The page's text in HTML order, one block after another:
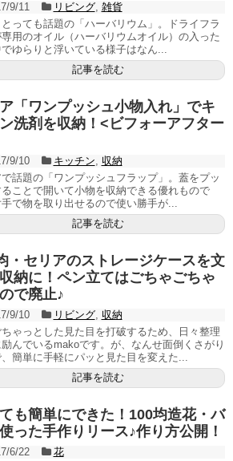
9/11 リビング, 雑貨
っても話題の「ハーバリウム」。ドライフラ
用のオイル（ハーバリウムオイル）の入った
ゆらりと浮いている様子はなん...
記事を読む
「ワンプッシュ小物入れ」でキ
洗剤を収納！<ビフォーアフター
9/10 キッチン
収納
話題の「ワンプッシュフラップ」。蓋をプッ
ことで開いて小物を収納できる優れもので
で物を取り出せるので使い勝手が...
記事を読む
・セリアのストレージケースを文
納に！ペン立てはごちゃごちゃ
で廃止♪
9/10 リビング, 収納
ゃっとした見た目を打破するため、日々整理
んでいるmakoです。が、なんせ面倒くさがり
簡単に手軽にパッと見た目を変えた...
記事を読む
も簡単にできた！100均造花・バ
った手作りリース♪作り方公開！
6/22
花